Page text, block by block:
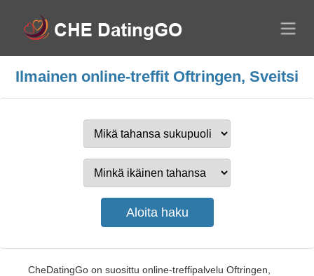
Ilmainen online-treffit Oftringen, Sveitsi
CheDatingGo on suosittu online-treffipalvelu Oftringen,